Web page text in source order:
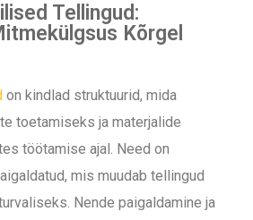
Tellingud:
Kõrgel
on kindlad struktuurid, mida
toetamiseks ja materjalide
töötamise ajal. Need on
mis muudab tellingud
Nende paigaldamine ja